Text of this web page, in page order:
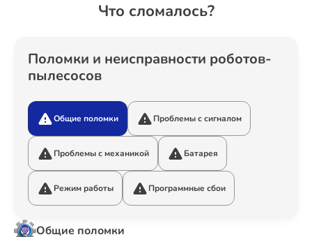
Что сломалось?
Поломки и неисправности роботов-
пылесосов
Общие поломки Проблемы с сигналом
Проблемы с механикой Батарея
Режим работы Программные сбои
Общие поломки
Ремонт Варочных панелей
Ремонт Акустических систем
Ремонт Видеостен